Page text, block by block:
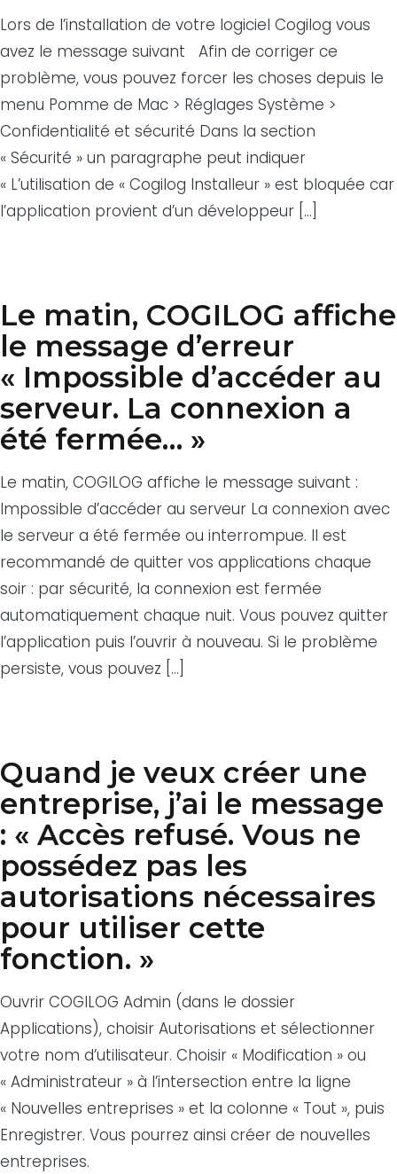
Lors de l’installation de votre logiciel Cogilog vous
avez le message suivant Afin de corriger ce
problème, vous pouvez forcer les choses depuis le
menu Pomme de Mac > Réglages Système >
Confidentialité et sécurité Dans la section
« Sécurité » un paragraphe peut indiquer
« L’utilisation de « Cogilog Installeur » est bloquée car
l’application provient d’un développeur […]
Le matin, COGILOG affiche
le message d’erreur
« Impossible d’accéder au
serveur. La connexion a
été fermée… »
Le matin, COGILOG affiche le message suivant :
Impossible d’accéder au serveur La connexion avec
le serveur a été fermée ou interrompue. Il est
recommandé de quitter vos applications chaque
soir : par sécurité, la connexion est fermée
automatiquement chaque nuit. Vous pouvez quitter
l’application puis l’ouvrir à nouveau. Si le problème
persiste, vous pouvez […]
Quand je veux créer une
entreprise, j’ai le message
: « Accès refusé. Vous ne
possédez pas les
autorisations nécessaires
pour utiliser cette
fonction. »
Ouvrir COGILOG Admin (dans le dossier
Applications), choisir Autorisations et sélectionner
votre nom d’utilisateur. Choisir « Modification » ou
« Administrateur » à l’intersection entre la ligne
« Nouvelles entreprises » et la colonne « Tout », puis
Enregistrer. Vous pourrez ainsi créer de nouvelles
entreprises.